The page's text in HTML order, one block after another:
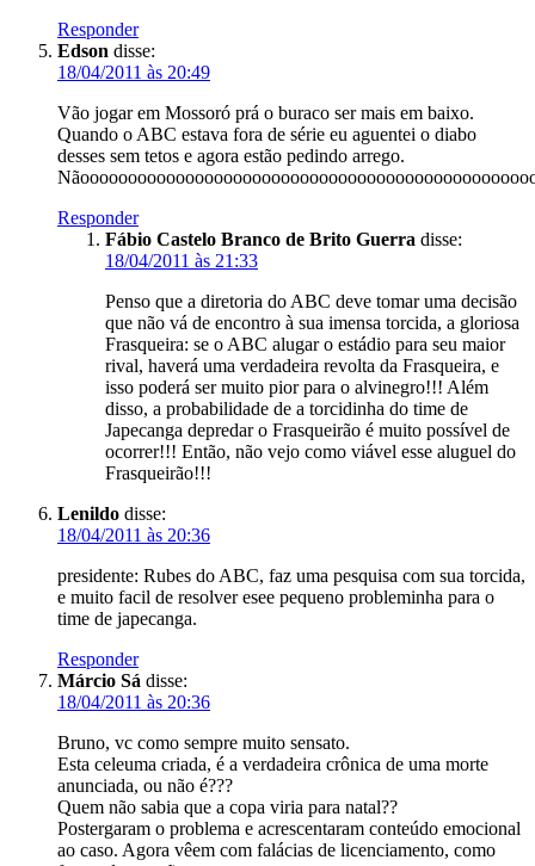
Responder
Edson disse:
18/04/2011 às 20:49
Vão jogar em Mossoró prá o buraco ser mais em baixo.
Quando o ABC estava fora de série eu aguentei o diabo
desses sem tetos e agora estão pedindo arrego.
Responder
Fábio Castelo Branco de Brito Guerra disse:
18/04/2011 às 21:33
Penso que a diretoria do ABC deve tomar uma decisão
que não vá de encontro à sua imensa torcida, a gloriosa
Frasqueira: se o ABC alugar o estádio para seu maior
rival, haverá uma verdadeira revolta da Frasqueira, e
isso poderá ser muito pior para o alvinegro!!! Além
disso, a probabilidade de a torcidinha do time de
Japecanga depredar o Frasqueirão é muito possível de
ocorrer!!! Então, não vejo como viável esse aluguel do
Frasqueirão!!!
Lenildo disse:
18/04/2011 às 20:36
presidente: Rubes do ABC, faz uma pesquisa com sua torcida,
e muito facil de resolver esee pequeno probleminha para o
time de japecanga.
Responder
Márcio Sá disse:
18/04/2011 às 20:36
Bruno, vc como sempre muito sensato.
Esta celeuma criada, é a verdadeira crônica de uma morte
anunciada, ou não é???
Quem não sabia que a copa viria para natal??
Postergaram o problema e acrescentaram conteúdo emocional
ao caso. Agora vêem com falácias de licenciamento, como